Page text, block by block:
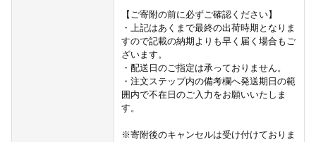
【ご寄附の前に必ずご確認ください】
・上記はあくまで最終の出荷時期となりま
すので記載の納期よりも早く届く場合もご
ざいます。
・配送日のご指定は承っておりません。
・注文ステップ内の備考欄へ発送期日の範
囲内で不在日のご入力をお願いいたしま
す。
※寄附後のキャンセルは受け付けておりま